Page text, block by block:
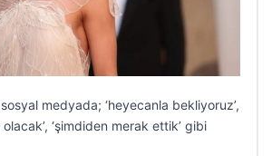
medyada; ‘heyecanla bekliyoruz’,
‘şimdiden merak ettik’ gibi